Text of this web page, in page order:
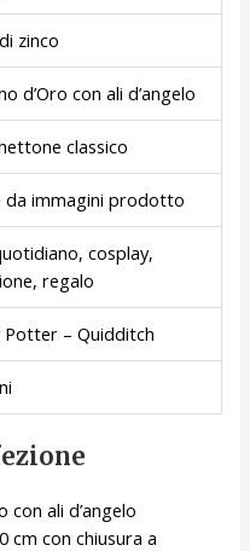
zinco
d’Oro con ali d’angelo
classico
da immagini prodotto
cosplay,
regalo
Potter – Quidditch
con ali d’angelo
cm con chiusura a